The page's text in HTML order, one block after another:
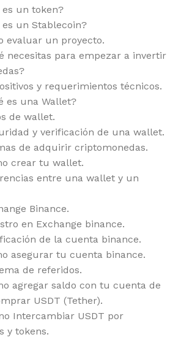
es un token?
es un Stablecoin?
evaluar un proyecto.
necesitas para empezar a invertir
y requerimientos técnicos.
es una Wallet?
de wallet.
y verificación de una wallet.
de adquirir criptomonedas.
crear tu wallet.
entre una wallet y un
Binance.
en Exchange binance.
de la cuenta binance.
asegurar tu cuenta binance.
de referidos.
agregar saldo con tu cuenta de
USDT (Tether).
Intercambiar USDT por
y tokens.